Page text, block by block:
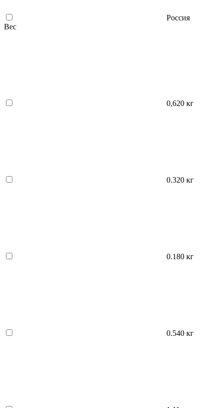
Россия
Вес
0,620 кг
0.320 кг
0.180 кг
0.540 кг